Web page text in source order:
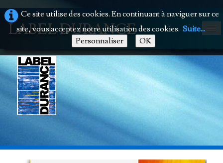
Ce site utilise des cookies. En continuant à naviguer sur ce
site, vous acceptez notre utilisation des cookies. Suite...
Personnaliser
OK
LABEL DURANCE
Accueil
Présentation
Boutique en ligne
Contact